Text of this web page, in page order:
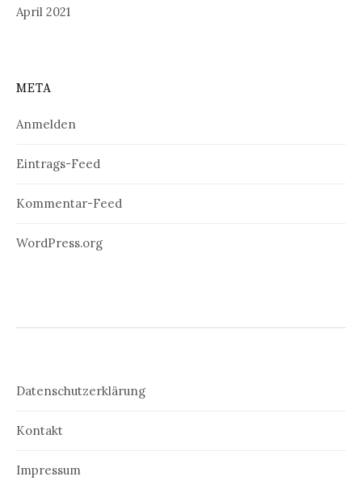
April 2021
META
Anmelden
Eintrags-Feed
Kommentar-Feed
WordPress.org
Datenschutzerklärung
Kontakt
Impressum